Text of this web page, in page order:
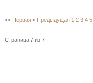
<< Первая < Предыдущая 1 2 3 4 5
Страница 7 из 7